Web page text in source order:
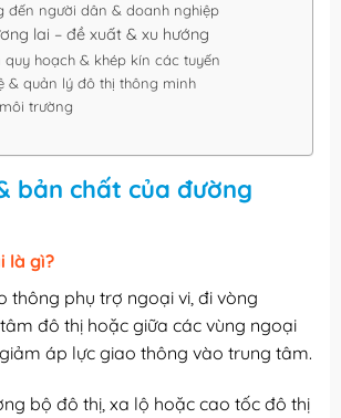
đến người dân & doanh nghiệp
lai – đề xuất & xu hướng
quy hoạch & khép kín các tuyến
& quản lý đô thị thông minh
trường
bản chất của đường
là gì?
thông phụ trợ ngoại vi, đi vòng
đô thị hoặc giữa các vùng ngoại
áp lực giao thông vào trung tâm.
bộ đô thị, xa lộ hoặc cao tốc đô thị